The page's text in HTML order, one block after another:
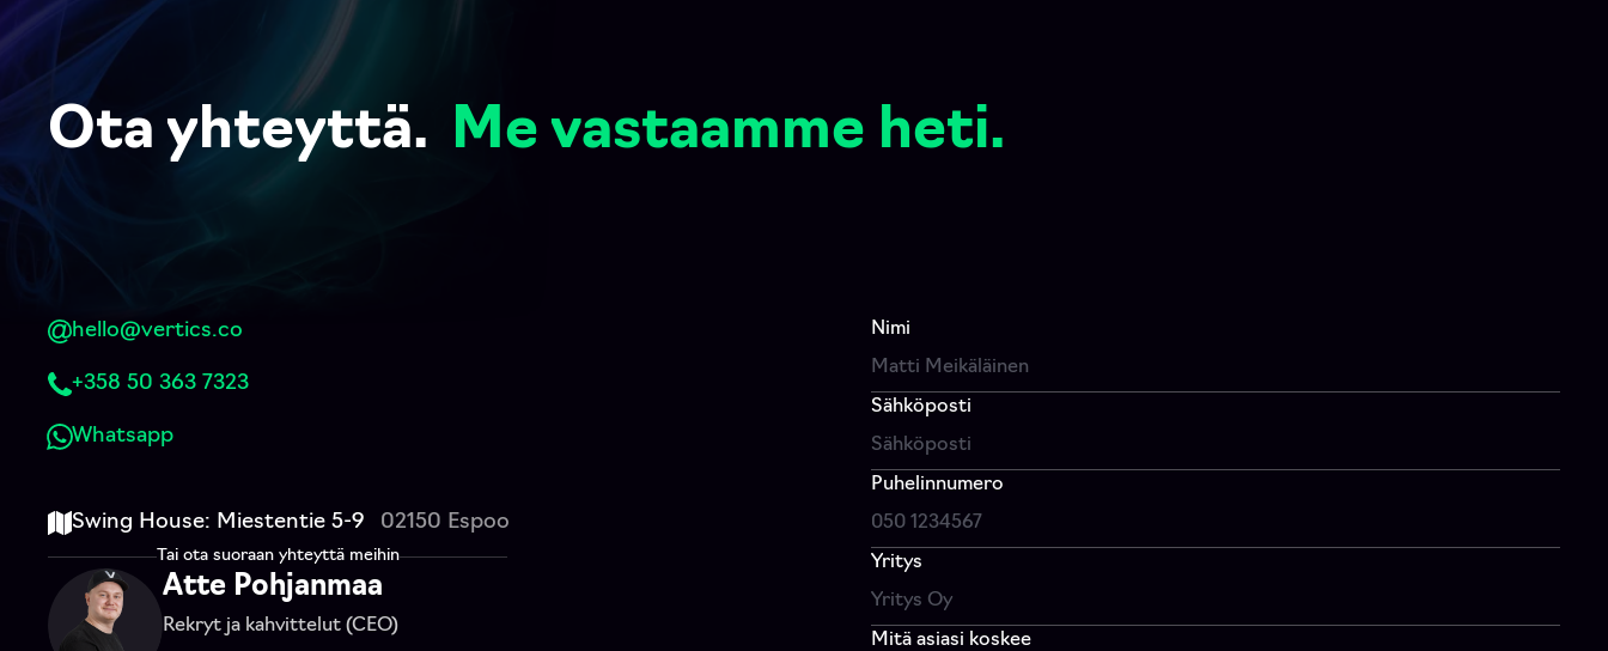
Ota yhteyttä. Me vastaamme heti.
hello@vertics.co
+358 50 363 7323
Whatsapp
Swing House: Miestentie 5-9 02150 Espoo
Tai ota suoraan yhteyttä meihin
Atte Pohjanmaa
Rekryt ja kahvittelut (CEO)
Nimi
Sähköposti
Puhelinnumero
Yritys
Mitä asiasi koskee